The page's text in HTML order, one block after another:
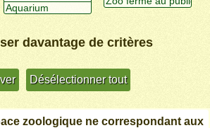
davantage de critères
zoologique ne correspondant aux